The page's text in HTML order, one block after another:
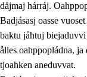
dåjmaj hárráj.
Badjásasj oasse
baktu jåhtuj
ålles oahppopládna,
tjoahken aneduvvat.